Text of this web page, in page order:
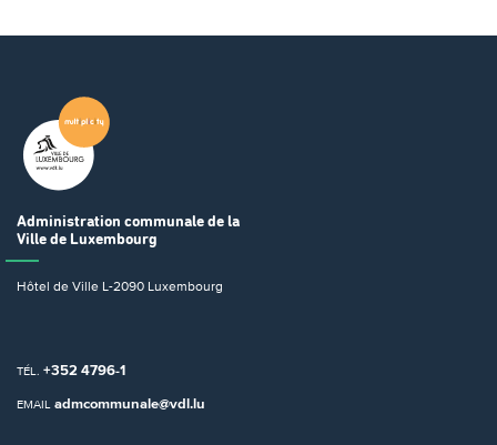
Administration communale de la
Ville de Luxembourg
Hôtel de Ville L-2090 Luxembourg
TÉL. +352 4796-1
EMAIL admcommunale@vdl.lu